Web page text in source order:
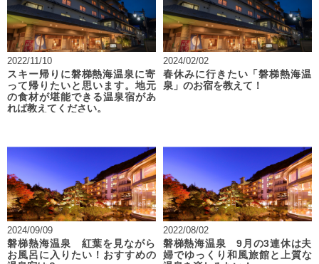
2022/11/10
スキー帰りに磐梯熱海温泉に寄
って帰りたいと思います。地元
の食材が堪能できる温泉宿があ
れば教えてください。
2024/02/02
春休みに行きたい「磐梯熱海温
泉」のお宿を教えて！
2024/09/09
磐梯熱海温泉 紅葉を見ながら
お風呂に入りたい！おすすめの
2022/08/02
磐梯熱海温泉 9月の3連休は夫
婦でゆっくり和風旅館と上質な